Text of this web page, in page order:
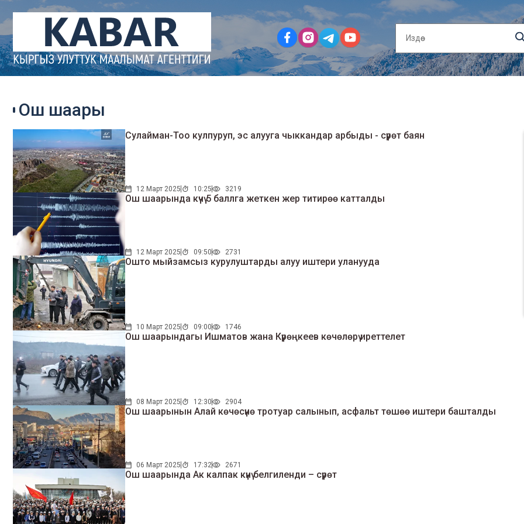
Ош шаары
Сулайман-Тоо кулпуруп, эс алууга чыккандар арбыды - сүрөт баян
12 Март 2025 10:25 3219
Ош шаарында күчү 5 баллга жеткен жер титирөө катталды
12 Март 2025 09:50 2731
Ошто мыйзамсыз курулуштарды алуу иштери уланууда
10 Март 2025 09:00 1746
Ош шаарындагы Ишматов жана Күрөңкеев көчөлөрү иреттелет
08 Март 2025 12:30 2904
Ош шаарынын Алай көчөсүнө тротуар салынып, асфальт төшөө иштери башталды
06 Март 2025 17:32 2671
Ош шаарында Ак калпак күнү белгиленди – сүрөт